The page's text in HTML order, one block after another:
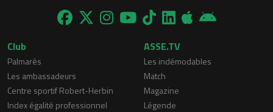
Club
Palmarès
Les ambassadeurs
Centre sportif Robert-Herbin
Index égalité professionnel
ASSE.TV
Les indémodables
Match
Magazine
Légende